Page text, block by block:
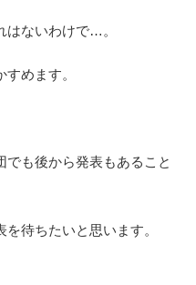
はないわけで…。
めます。
でも後から発表もあること
待ちたいと思います。